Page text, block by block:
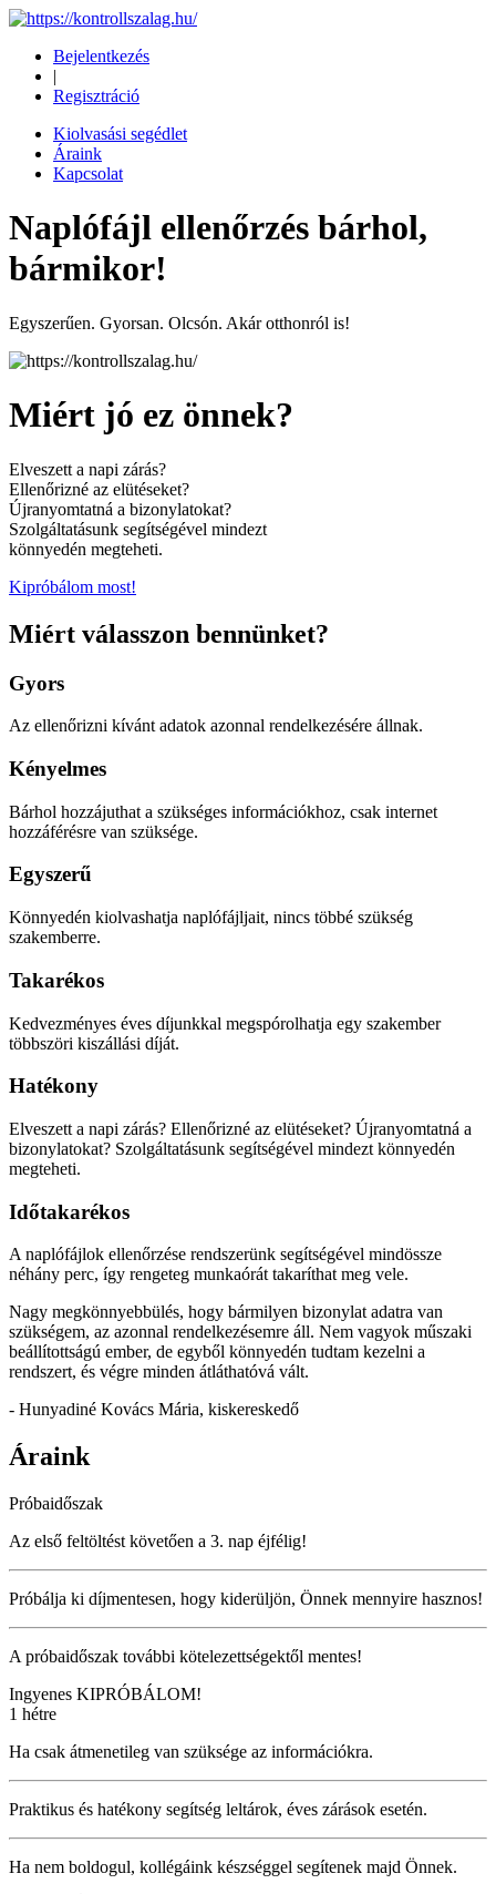
Bejelentkezés
|
Regisztráció
Kiolvasási segédlet
Áraink
Kapcsolat
Naplófájl ellenőrzés bárhol,
bármikor!
Egyszerűen. Gyorsan. Olcsón. Akár otthonról is!
Miért jó ez önnek?
Elveszett a napi zárás?
Ellenőrizné az elütéseket?
Újranyomtatná a bizonylatokat?
Szolgáltatásunk segítségével mindezt
könnyedén megteheti.
Kipróbálom most!
Miért válasszon bennünket?
Gyors
Az ellenőrizni kívánt adatok azonnal rendelkezésére állnak.
Kényelmes
Bárhol hozzájuthat a szükséges információkhoz, csak internet
hozzáférésre van szüksége.
Egyszerű
Könnyedén kiolvashatja naplófájljait, nincs többé szükség
szakemberre.
Takarékos
Kedvezményes éves díjunkkal megspórolhatja egy szakember
többszöri kiszállási díját.
Hatékony
Elveszett a napi zárás? Ellenőrizné az elütéseket? Újranyomtatná a
bizonylatokat? Szolgáltatásunk segítségével mindezt könnyedén
megteheti.
Időtakarékos
A naplófájlok ellenőrzése rendszerünk segítségével mindössze
néhány perc, így rengeteg munkaórát takaríthat meg vele.
Nagy megkönnyebbülés, hogy bármilyen bizonylat adatra van
szükségem, az azonnal rendelkezésemre áll. Nem vagyok műszaki
beállítottságú ember, de egyből könnyedén tudtam kezelni a
rendszert, és végre minden átláthatóvá vált.
- Hunyadiné Kovács Mária, kiskereskedő
Áraink
Próbaidőszak
Az első feltöltést követően a 3. nap éjfélig!
Próbálja ki díjmentesen, hogy kiderüljön, Önnek mennyire hasznos!
A próbaidőszak további kötelezettségektől mentes!
Ingyenes KIPRÓBÁLOM!
1 hétre
Ha csak átmenetileg van szüksége az információkra.
Praktikus és hatékony segítség leltárok, éves zárások esetén.
Ha nem boldogul, kollégáink készséggel segítenek majd Önnek.